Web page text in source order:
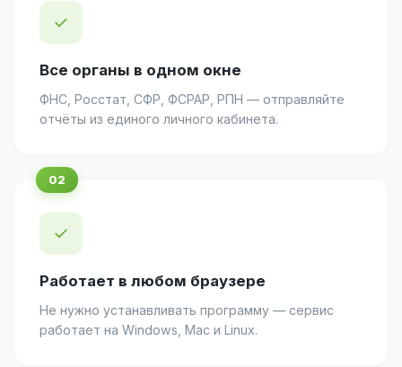
✓
Все органы в одном окне
ФНС, Росстат, СФР, ФСРАР, РПН — отправляйте
отчёты из единого личного кабинета.
✓
Работает в любом браузере
Не нужно устанавливать программу — сервис
работает на Windows, Mac и Linux.